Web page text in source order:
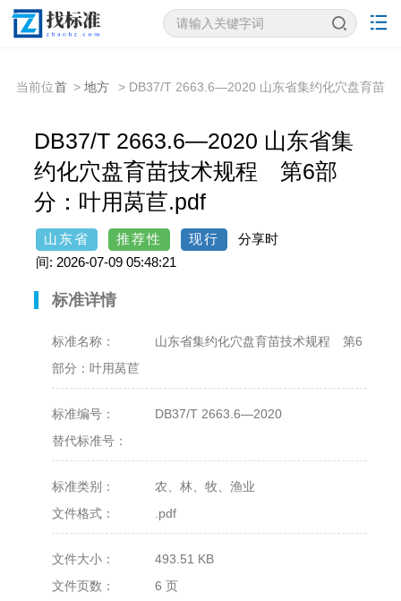
当前位首 > 地方
> DB37/T 2663.6—2020 山东省集约化穴盘育苗
DB37/T 2663.6—2020 山东省集
约化穴盘育苗技术规程 第6部
分：叶用莴苣.pdf
山东省 推荐性 现行
分享时
间: 2026-07-09 05:48:21
标准详情
标准名称：
山东省集约化穴盘育苗技术规程 第6
部分：叶用莴苣
标准编号：
DB37/T 2663.6—2020
替代标准号：
标准类别：
农、林、牧、渔业
文件格式：
.pdf
文件大小：
493.51 KB
文件页数：
6 页